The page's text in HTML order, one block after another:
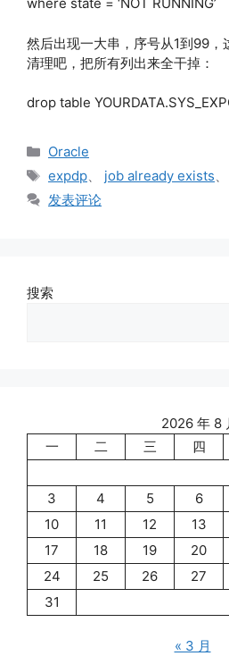
然后出现一大串，序号从1到99，
清理吧，把所有列出来全干掉：
drop table
分
Oracle
标
签
expdp、 job already exists、
发表评论
搜索
2026 年 8
一
二 三 四
3
4 5 6
10
11 12 13
17
18 19 20
24
25 26 27
31
« 3 月